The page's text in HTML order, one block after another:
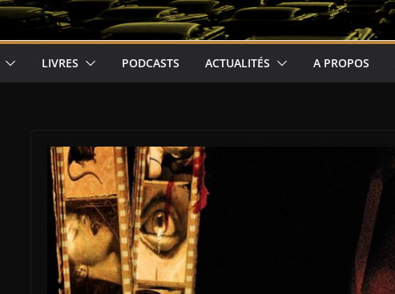
LIVRES PODCASTS ACTUALITÉS A PROPOS